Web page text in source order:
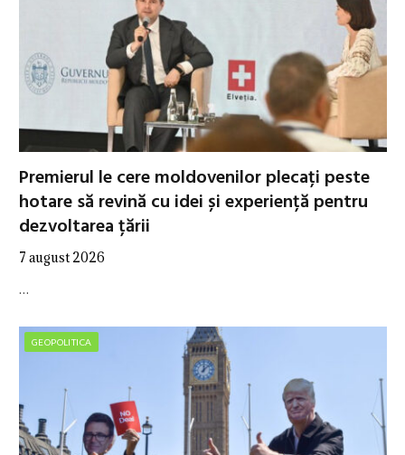
Premierul le cere moldovenilor plecați peste
hotare să revină cu idei și experiență pentru
dezvoltarea țării
7 august 2026
…
GEOPOLITICA